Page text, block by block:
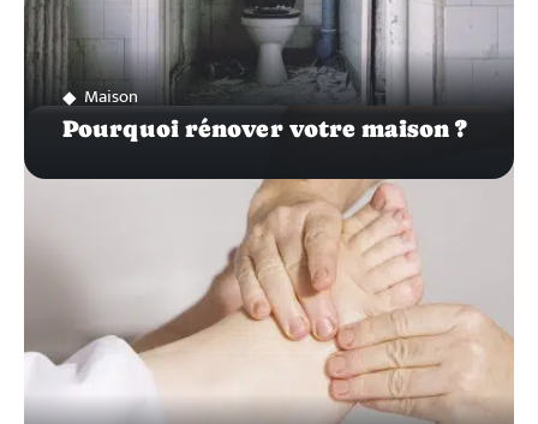
Maison
Pourquoi rénover votre maison ?